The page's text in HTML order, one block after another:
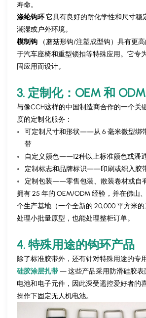
寿命。
涤纶钩环它具有良好的耐化学性和尺寸稳
潮湿或户外环境。
模制钩 （蘑菇形钩/注塑成型钩）具有更
于汽车座椅和重型锁扣等特殊应用。它专
固应用而设计。
3. 定制化：OEM 和
与像CCH这样的中国制造商合作的一个关
度的定制化服务：
可定制尺寸和形状——从 6 毫米微型绑
带
自定义颜色——12种以上标准颜色或潘
定制标志和品牌标识——印刷或织入胶
定制包装——零售包装、散装卷材或自
拥有 25 年的 OEM/ODM 经验，并在佛山
个生产基地（一个全新的 20,000 平方米
处理小批量原型，也能处理整柜订单。
4. 特殊用途的钩环产品
除了标准胶带外，还有针对特殊用途的专
硅胶涂层扎带— 这些产品采用防滑硅胶表
电池和电子元件，因此深受遥控爱好者的
操作下固定无人机电池。